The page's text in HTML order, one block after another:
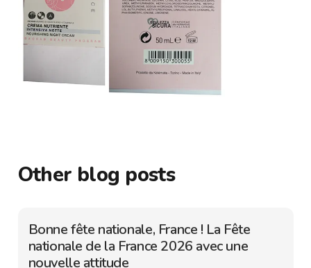
Other blog posts
Bonne fête nationale, France ! La Fête
nationale de la France 2026 avec une
nouvelle attitude